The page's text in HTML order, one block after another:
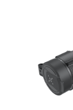
Аксесоари